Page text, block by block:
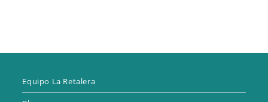
Equipo La Retalera